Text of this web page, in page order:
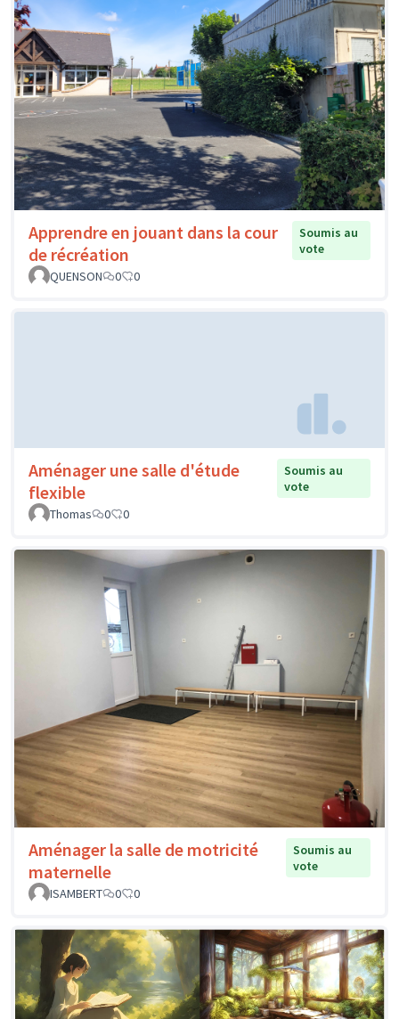
Apprendre en jouant dans la cour
de récréation
Soumis au
vote
QUENSON
0 0
Aménager une salle d'étude
flexible
Soumis au
vote
Thomas
0 0
Aménager la salle de motricité
maternelle
Soumis au
vote
ISAMBERT
0 0